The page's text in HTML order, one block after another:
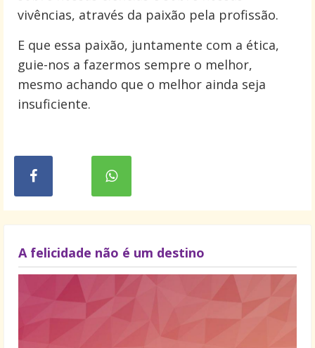
vivências, através da paixão pela profissão.
E que essa paixão, juntamente com a ética,
guie-nos a fazermos sempre o melhor,
mesmo achando que o melhor ainda seja
insuficiente.
A felicidade não é um destino